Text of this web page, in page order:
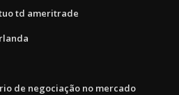
td ameritrade
de negociação no mercado